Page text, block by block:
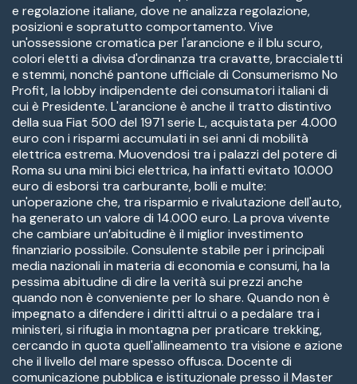
e regolazione italiane, dove ne analizza regolazione,
posizioni e sopratutto comportamento. Vive
un'ossessione cromatica per l'arancione e il blu scuro,
colori eletti a divisa d'ordinanza tra cravatte, braccialetti
e stemmi, nonché pantone ufficiale di Consumerismo No
Profit, la lobby indipendente dei consumatori italiani di
cui è Presidente. L'arancione è anche il tratto distintivo
della sua Fiat 500 del 1971 serie L, acquistata per 4.000
euro con i risparmi accumulati in sei anni di mobilità
elettrica estrema. Muovendosi tra i palazzi del potere di
Roma su una mini bici elettrica, ha infatti evitato 10.000
euro di esborsi tra carburante, bolli e multe:
un'operazione che, tra risparmio e rivalutazione dell'auto,
ha generato un valore di 14.000 euro. La prova vivente
che cambiare un’abitudine è il miglior investimento
finanziario possibile. Consulente stabile per i principali
media nazionali in materia di economia e consumi, ha la
pessima abitudine di dire la verità sui prezzi anche
quando non è conveniente per lo share. Quando non è
impegnato a difendere i diritti altrui o a pedalare tra i
ministeri, si rifugia in montagna per praticare trekking,
cercando in quota quell'allineamento tra visione e azione
che il livello del mare spesso offusca. Docente di
comunicazione pubblica e istituzionale presso il Master